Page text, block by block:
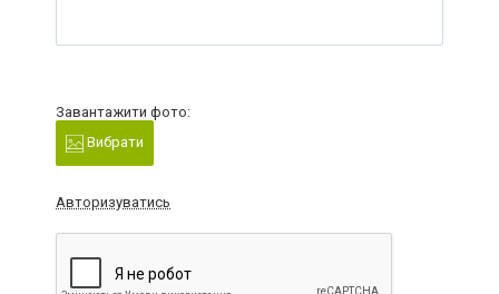
Завантажити фото:
Вибрати
Авторизуватись